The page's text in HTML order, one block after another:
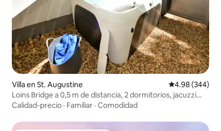
Villa en St. Augustine Calificación
4.98 (344)
Loins Bridge a 0,5 m de distancia, 2 dormitorios, jacuzzi
privado
Calidad-precio · Familiar · Comodidad